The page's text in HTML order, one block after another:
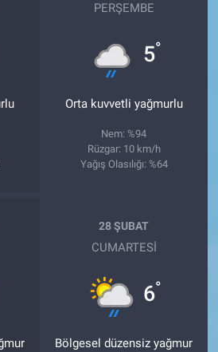
PERŞEMBE
5°
Orta kuvvetli yağmurlu
Nem: %94
Rüzgar: 10 km/h
Yağış Olasılığı: %64
28 ŞUBAT
CUMARTESI
6°
Bölgesel düzensiz yağmur